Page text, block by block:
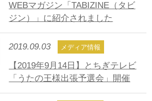
WEBマガジン「TABIZINE（タビ
ジン）」に紹介されました
2019.09.03 メディア情報
【2019年9月14日】とちぎテレビ
「うたの王様出張予選会」開催